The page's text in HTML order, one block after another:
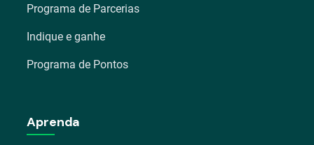
Programa de Parcerias
Indique e ganhe
Programa de Pontos
Aprenda